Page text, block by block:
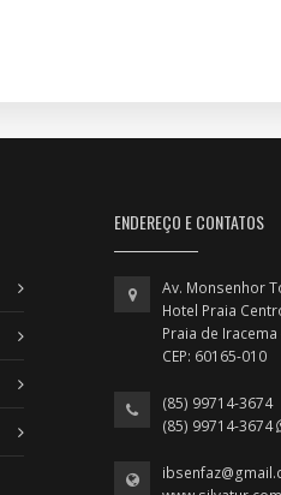
ENDEREÇO E CONTATOS
Av. Monsenhor
Hotel Praia
Praia de Iracema
CEP: 60165-010
(85) 99714-3674
(85) 99714-3674